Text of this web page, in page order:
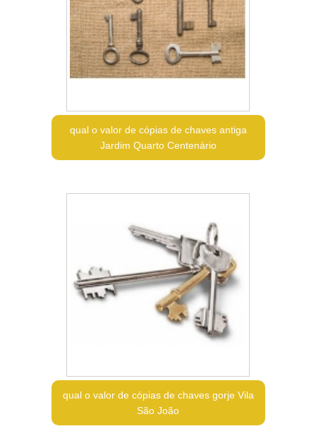
qual o valor de cópias de chaves antiga
Jardim Quarto Centenário
qual o valor de cópias de chaves gorje Vila
São João